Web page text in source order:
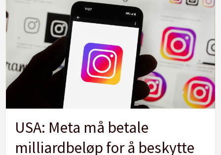
USA: Meta må betale
milliardbeløp for å beskytte